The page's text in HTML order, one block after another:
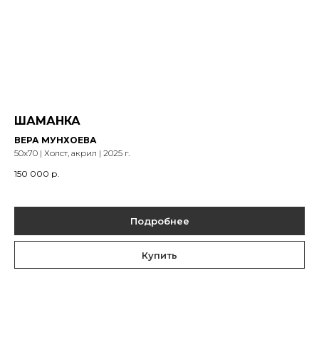
ШАМАНКА
ВЕРА МУНХОЕВА
50х70 | Холст, акрил | 2025 г.
150 000 р.
Подробнее
Купить